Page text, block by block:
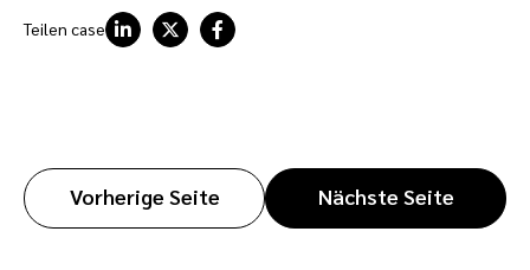
Teilen case
Vorherige Seite Nächste Seite